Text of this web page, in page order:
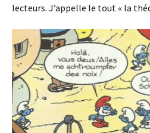
lecteurs. J’appelle le tout « la